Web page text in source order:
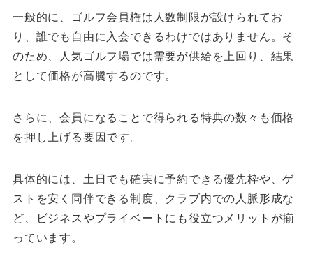
一般的に、ゴルフ会員権は人数制限が設けられてお
り、誰でも自由に入会できるわけではありません。そ
のため、人気ゴルフ場では需要が供給を上回り、結果
として価格が高騰するのです。
さらに、会員になることで得られる特典の数々も価格
を押し上げる要因です。
具体的には、土日でも確実に予約できる優先枠や、ゲ
ストを安く同伴できる制度、クラブ内での人脈形成な
ど、ビジネスやプライベートにも役立つメリットが揃
っています。